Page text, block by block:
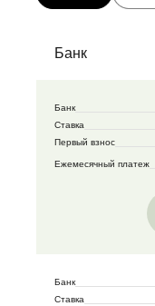
Банк
Банк
Ставка
Первый взнос
Ежемесячный платеж
Банк
Ставка